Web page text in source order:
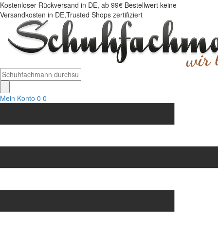
Kostenloser Rückversand in DE, ab 99€ Bestellwert keine
Versandkosten in DE,Trusted Shops zertifiziert
Mein Konto 0 0